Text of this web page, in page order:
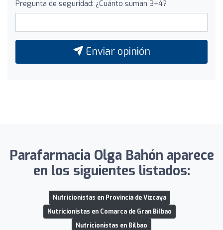
Pregunta de seguridad: ¿Cuánto suman 3+4?
Enviar opinión
Parafarmacia Olga Bahón aparece
en los siguientes listados:
Nutricionistas en Provincia de Vizcaya
Nutricionistas en Comarca de Gran Bilbao
Nutricionistas en Bilbao